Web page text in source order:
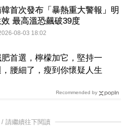
首次發布「暴熱重大警報」明
最高溫恐飆破39度
08-03 18:02
首選，檸檬加它，堅持一
腰細了，瘦到你懷疑人生
Recommended by
/ 請繼續往下閱讀